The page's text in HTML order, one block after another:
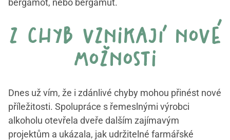
bergamot, nebo bergamut.
z chyb vznikají nové
možnosti
Dnes už vím, že i zdánlivé chyby mohou přinést nové
příležitosti. Spolupráce s řemeslnými výrobci
alkoholu otevřela dveře dalším zajímavým
projektům a ukázala, jak udržitelné farmářské